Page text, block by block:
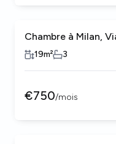
Chambre à Milan,
19m² 3
€750/mois